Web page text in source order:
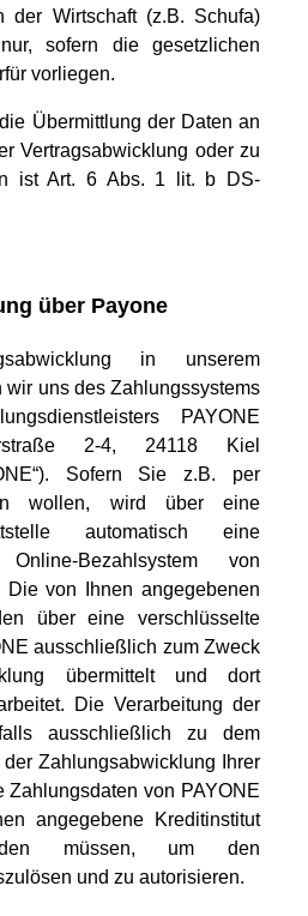
der Wirtschaft (z.B. Schufa)
sofern die gesetzlichen
vorliegen.
Übermittlung der Daten an
Vertragsabwicklung oder zu
ist Art. 6 Abs. 1 lit. b DS-
über Payone
in unserem
uns des Zahlungssystems
PAYONE
2-4, 24118 Kiel
Sofern Sie z.B. per
wollen, wird über eine
automatisch eine
Bezahlsystem von
Die von Ihnen angegebenen
über eine verschlüsselte
ausschließlich zum Zweck
übermittelt und dort
Die Verarbeitung der
ausschließlich zu dem
Zahlungsabwicklung Ihrer
Zahlungsdaten von PAYONE
angegebene Kreditinstitut
müssen, um den
und zu autorisieren.